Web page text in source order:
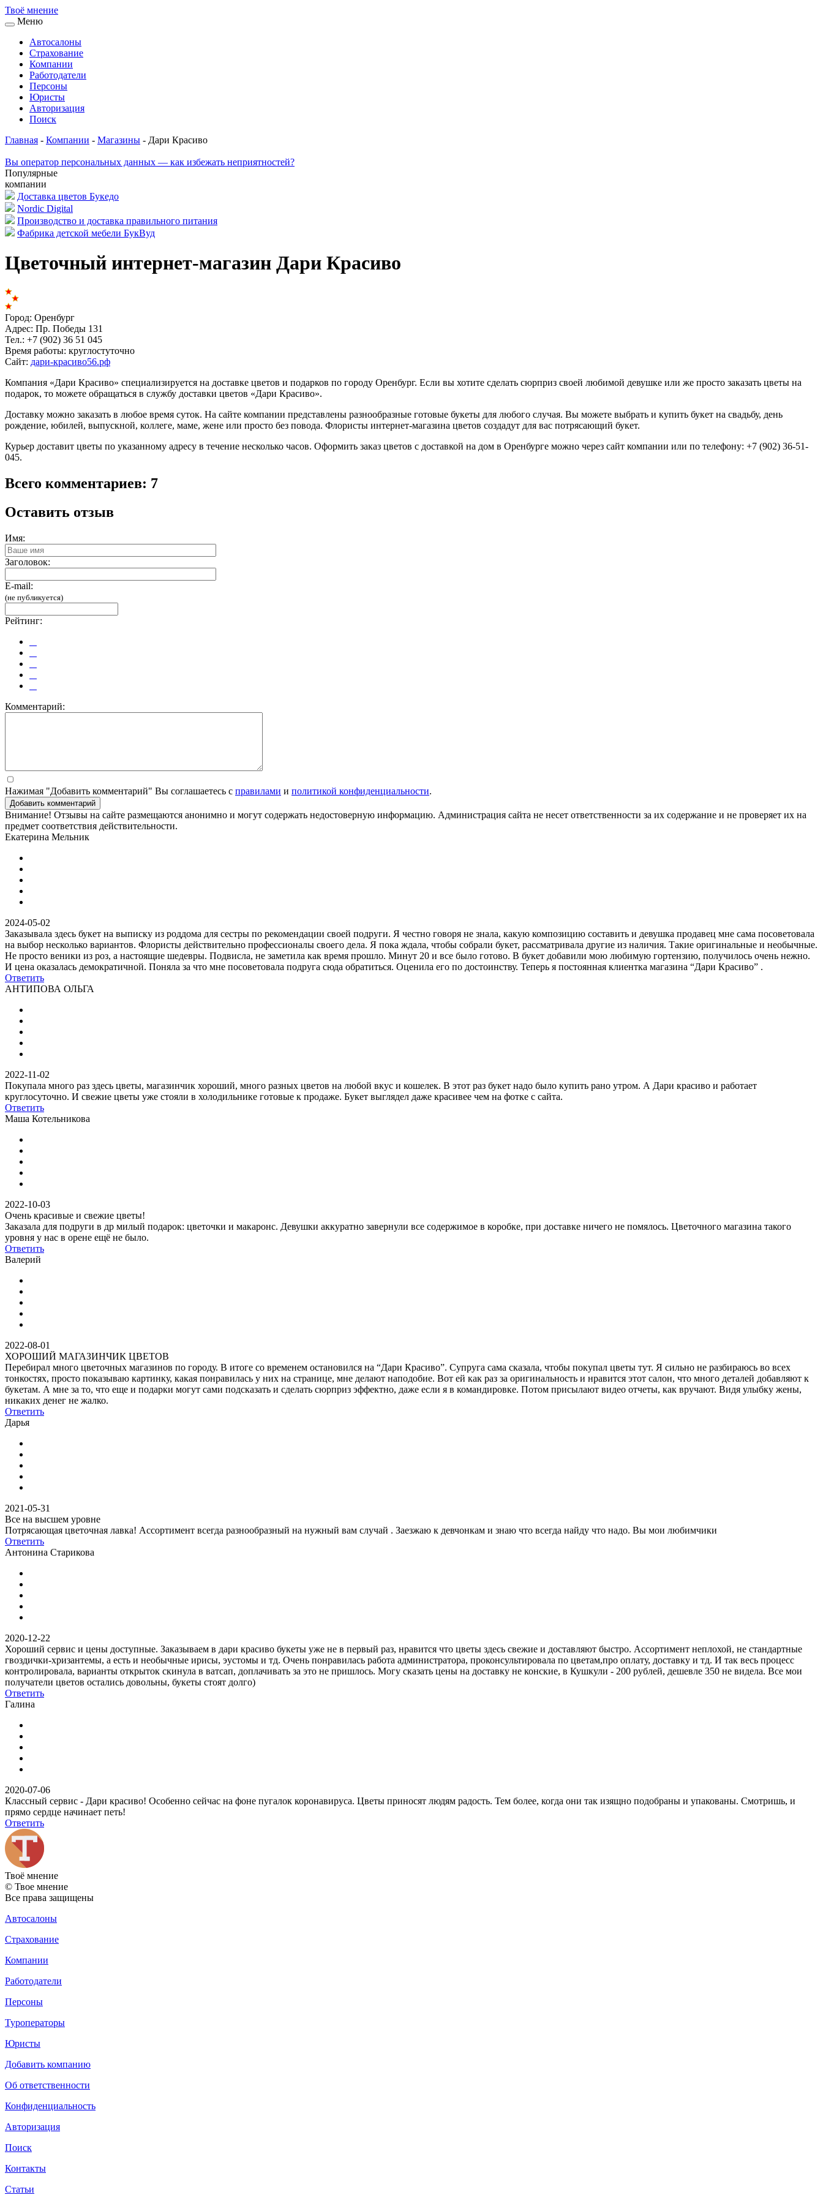
Твоё мнение
Меню
Автосалоны
Страхование
Компании
Работодатели
Персоны
Юристы
Авторизация
Поиск
Главная - Компании - Магазины - Дари Красиво
Вы оператор персональных данных — как избежать неприятностей?
Популярные
компании
Доставка цветов Букедо
Nordic Digital
Производство и доставка правильного питания
Фабрика детской мебели БукВуд
Цветочный интернет-магазин Дари Красиво
Город: Оренбург
Адрес: Пр. Победы 131
Тел.: +7 (902) 36 51 045
Время работы: круглостуточно
Сайт: дари-красиво56.рф
Компания «Дари Красиво» специализируется на доставке цветов и подарков по городу Оренбург. Если вы хотите сделать сюрприз своей любимой девушке или же просто заказать цветы на
подарок, то можете обращаться в службу доставки цветов «Дари Красиво».
Доставку можно заказать в любое время суток. На сайте компании представлены разнообразные готовые букеты для любого случая. Вы можете выбрать и купить букет на свадьбу, день
рождение, юбилей, выпускной, коллеге, маме, жене или просто без повода. Флористы интернет-магазина цветов создадут для вас потрясающий букет.
Курьер доставит цветы по указанному адресу в течение несколько часов. Оформить заказ цветов с доставкой на дом в Оренбурге можно через сайт компании или по телефону: +7 (902) 36-51-
045.
Всего комментариев: 7
Оставить отзыв
Имя:
Заголовок:
E-mail:
(не публикуется)
Рейтинг:
Комментарий:
Нажимая "Добавить комментарий" Вы соглашаетесь с правилами и политикой конфиденциальности.
Добавить комментарий
Внимание! Отзывы на сайте размещаются анонимно и могут содержать недостоверную информацию. Администрация сайта не несет ответственности за их содержание и не проверяет их на
предмет соответствия действительности.
Екатерина Мельник
2024-05-02
Заказывала здесь букет на выписку из роддома для сестры по рекомендации своей подруги. Я честно говоря не знала, какую композицию составить и девушка продавец мне сама посоветовала
на выбор несколько вариантов. Флористы действительно профессионалы своего дела. Я пока ждала, чтобы собрали букет, рассматривала другие из наличия. Такие оригинальные и необычные.
Не просто веники из роз, а настоящие шедевры. Подвисла, не заметила как время прошло. Минут 20 и все было готово. В букет добавили мою любимую гортензию, получилось очень нежно.
И цена оказалась демократичной. Поняла за что мне посоветовала подруга сюда обратиться. Оценила его по достоинству. Теперь я постоянная клиентка магазина “Дари Красиво” .
Ответить
АНТИПОВА ОЛЬГА
2022-11-02
Покупала много раз здесь цветы, магазинчик хороший, много разных цветов на любой вкус и кошелек. В этот раз букет надо было купить рано утром. А Дари красиво и работает
круглосуточно. И свежие цветы уже стояли в холодильнике готовые к продаже. Букет выглядел даже красивее чем на фотке с сайта.
Ответить
Маша Котельникова
2022-10-03
Очень красивые и свежие цветы!
Заказала для подруги в др милый подарок: цветочки и макаронс. Девушки аккуратно завернули все содержимое в коробке, при доставке ничего не помялось. Цветочного магазина такого
уровня у нас в орене ещё не было.
Ответить
Валерий
2022-08-01
ХОРОШИЙ МАГАЗИНЧИК ЦВЕТОВ
Перебирал много цветочных магазинов по городу. В итоге со временем остановился на “Дари Красиво”. Супруга сама сказала, чтобы покупал цветы тут. Я сильно не разбираюсь во всех
тонкостях, просто показываю картинку, какая понравилась у них на странице, мне делают наподобие. Вот ей как раз за оригинальность и нравится этот салон, что много деталей добавляют к
букетам. А мне за то, что еще и подарки могут сами подсказать и сделать сюрприз эффектно, даже если я в командировке. Потом присылают видео отчеты, как вручают. Видя улыбку жены,
никаких денег не жалко.
Ответить
Дарья
2021-05-31
Все на высшем уровне
Потрясающая цветочная лавка! Ассортимент всегда разнообразный на нужный вам случай . Заезжаю к девчонкам и знаю что всегда найду что надо. Вы мои любимчики
Ответить
Антонина Старикова
2020-12-22
Хороший сервис и цены доступные. Заказываем в дари красиво букеты уже не в первый раз, нравится что цветы здесь свежие и доставляют быстро. Ассортимент неплохой, не стандартные
гвоздички-хризантемы, а есть и необычные ирисы, эустомы и тд. Очень понравилась работа администратора, проконсультировала по цветам,про оплату, доставку и тд. И так весь процесс
контролировала, варианты открыток скинула в ватсап, доплачивать за это не пришлось. Могу сказать цены на доставку не конские, в Кушкули - 200 рублей, дешевле 350 не видела. Все мои
получатели цветов остались довольны, букеты стоят долго)
Ответить
Галина
2020-07-06
Классный сервис - Дари красиво! Особенно сейчас на фоне пугалок коронавируса. Цветы приносят людям радость. Тем более, когда они так изящно подобраны и упакованы. Смотришь, и
прямо сердце начинает петь!
Ответить
Твоё мнение
© Твое мнение
Все права защищены
Автосалоны
Страхование
Компании
Работодатели
Персоны
Туроператоры
Юристы
Добавить компанию
Об ответственности
Конфиденциальность
Авторизация
Поиск
Контакты
Статьи